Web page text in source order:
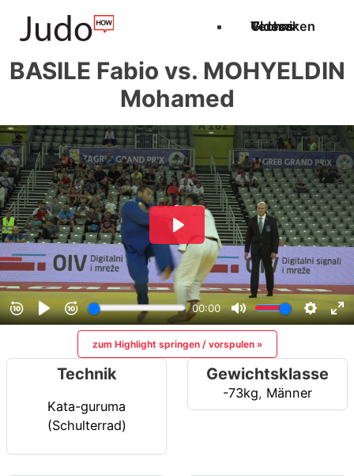
Techniken
Videos
Glossar
BASILE Fabio vs. MOHYELDIN
Mohamed
zum Highlight springen / vorspulen »
Technik
Kata-guruma
(Schulterrad)
Gewichtsklasse
-73kg, Männer